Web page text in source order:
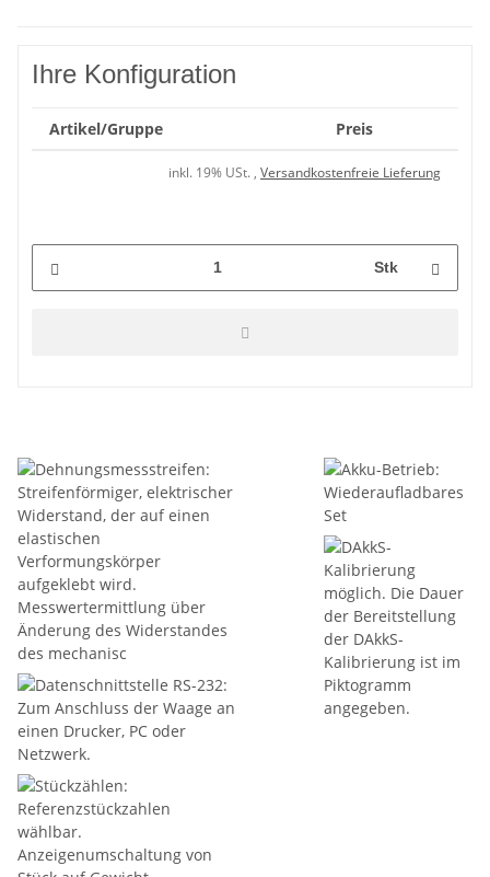
Ihre Konfiguration
Artikel/Gruppe Preis
inkl. 19% USt. , Versandkostenfreie Lieferung
Stk